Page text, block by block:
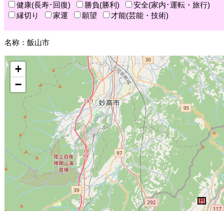
健康(長寿･回復)
勝負(勝利)
安全(家内･運転・旅行)
縁切り
家運 願望 才能(芸能・技術)
名称：飯山市
+
−